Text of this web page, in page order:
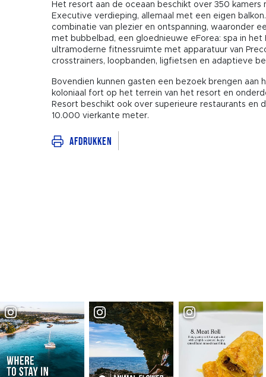
Het resort aan de oceaan beschikt over 350
Executive verdieping, allemaal met een eigen
combinatie van plezier en ontspanning, waaronder
met bubbelbad, een gloednieuwe eForea: spa in het
ultramoderne fitnessruimte met apparatuur van
crosstrainers, loopbanden, ligfietsen en adaptieve
Bovendien kunnen gasten een bezoek brengen aan
koloniaal fort op het terrein van het resort en
Resort beschikt ook over superieure restaurants
10.000 vierkante meter.
Afdrukken